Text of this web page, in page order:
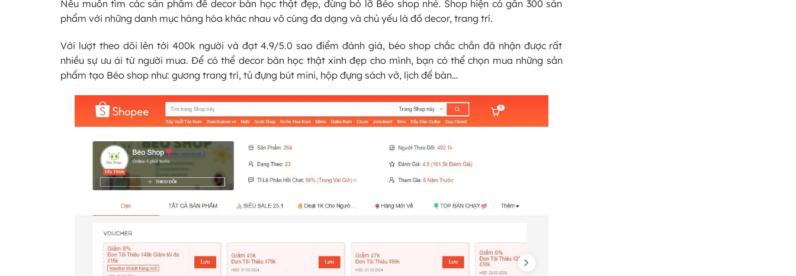
Nếu muốn tìm các sản phẩm để decor bàn học thật đẹp, đừng bỏ lỡ Béo shop nhé. Shop hiện có gần 300 sản
phẩm với những danh mục hàng hóa khác nhau vô cùng đa dạng và chủ yếu là đồ decor, trang trí.
Với lượt theo dõi lên tới 400k người và đạt 4.9/5.0 sao điểm đánh giá, béo shop chắc chắn đã nhận được rất
nhiều sự ưu ái từ người mua. Để có thể decor bàn học thật xinh đẹp cho mình, bạn có thể chọn mua những sản
phẩm tạo Béo shop như: gương trang trí, tủ đựng bút mini, hộp đựng sách vở, lịch để bàn…